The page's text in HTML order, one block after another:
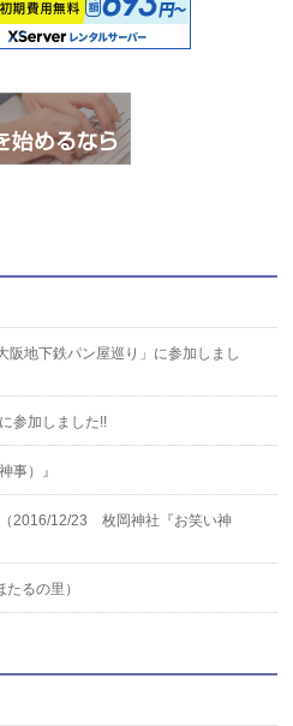
阪地下鉄パン屋巡り」に参加しまし
参加しました!!
事）』
2016/12/23 枚岡神社『お笑い神
るの里）